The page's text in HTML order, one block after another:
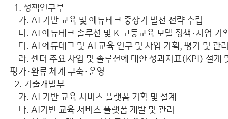
1. 정책연구부
가. AI 기반 교육 및 에듀테크 중장기 발전 전략 수립
나. AI 에듀테크 솔루션 및 K-고등교육 모델 정책·사업 기
다. AI 에듀테크 및 AI 교육 연구 및 사업 기획, 평가 및 관
라. 센터 주요 사업 및 솔루션에 대한 성과지표(KPI) 설계
평가·환류 체계 구축·운영
2. 기술개발부
가. AI 기반 교육 서비스 플랫폼 기획 및 설계
나. AI기반 교육 서비스 플랫폼 개발 및 관리